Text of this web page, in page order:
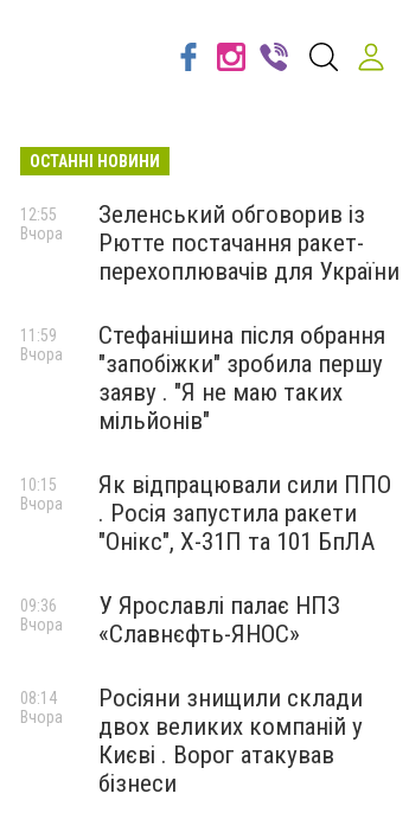
ОСТАННІ НОВИНИ
Зеленський обговорив із
Рютте постачання ракет-
перехоплювачів для України
12:55
Вчора
Стефанішина після обрання
"запобіжки" зробила першу
заяву . "Я не маю таких
мільйонів"
11:59
Вчора
Як відпрацювали сили ППО
. Росія запустила ракети
"Онікс", Х-31П та 101 БпЛА
10:15
Вчора
У Ярославлі палає НПЗ
«Славнєфть-ЯНОС»
09:36
Вчора
Росіяни знищили склади
двох великих компаній у
Києві . Ворог атакував
бізнеси
08:14
Вчора